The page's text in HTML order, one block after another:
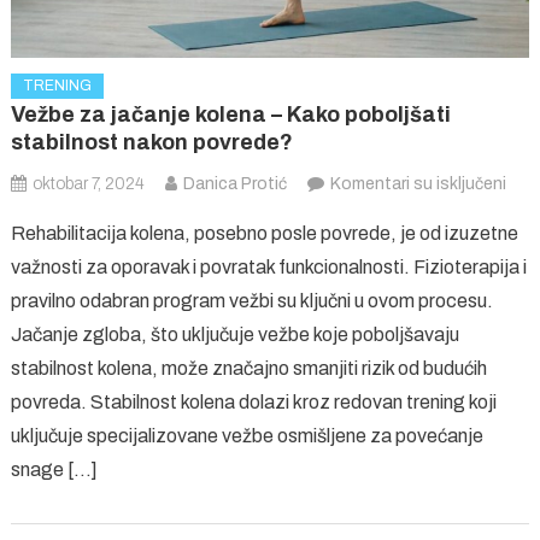
TRENING
Vežbe za jačanje kolena – Kako poboljšati
stabilnost nakon povrede?
oktobar 7, 2024 Danica Protić Komentari su isključenina
za
Rehabilitacija kolena, posebno posle povrede, je od izuzetne
važnosti za oporavak i povratak funkcionalnosti. Fizioterapija i
pravilno odabran program vežbi su ključni u ovom procesu.
Jačanje zgloba, što uključuje vežbe koje poboljšavaju
stabilnost kolena, može značajno smanjiti rizik od budućih
povreda. Stabilnost kolena dolazi kroz redovan trening koji
uključuje specijalizovane vežbe osmišljene za povećanje
snage […]